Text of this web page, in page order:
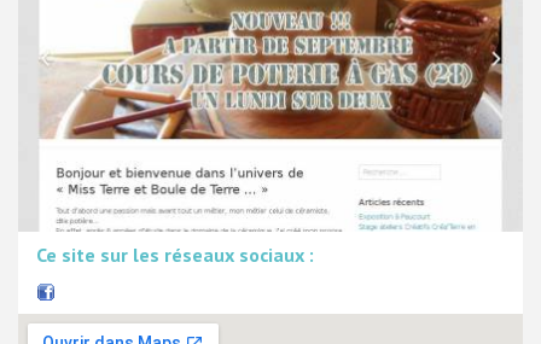
Ce site sur les réseaux sociaux :